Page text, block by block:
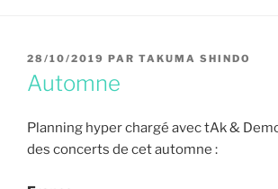
PUBLIÉ
LE
28/10/2019 PAR TAKUMA SHINDO
Automne
Planning hyper chargé avec tAk &
des concerts de cet automne :